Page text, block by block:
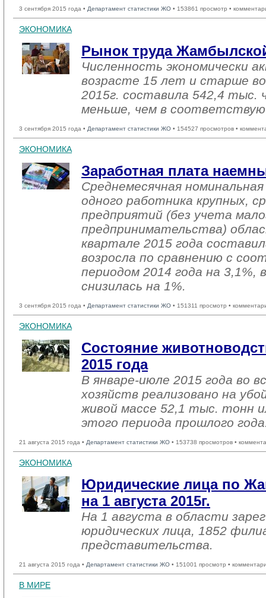
3 сентября 2015 года • Департамент статистики ЖО • 153861 просмотр •
ЭКОНОМИКА
Рынок труда
Численность экономически
возрасте 15 лет и старше
2015г. составила 542,4 тыс.
меньше, чем в
3 сентября 2015 года • Департамент статистики ЖО • 154527 просмотров •
ЭКОНОМИКА
Заработная плата
Среднемесячная
одного работника крупных,
предприятий (без учета
предпринимательства)
квартале 2015 года
возросла по сравнению с
периодом 2014 года на 3,1%,
снизилась на 1%.
3 сентября 2015 года • Департамент статистики ЖО • 151311 просмотр •
ЭКОНОМИКА
Состояние
2015 года
В январе-июле 2015 года во
хозяйств реализовано на
живой массе 52,1 тыс. тонн
этого периода прошлого
21 августа 2015 года • Департамент статистики ЖО • 153738 просмотров •
ЭКОНОМИКА
Юридические лица по
на 1 августа 2015г.
На 1 августа в области
юридических лица, 1852
представительства.
21 августа 2015 года • Департамент статистики ЖО • 151001 просмотр •
В МИРЕ